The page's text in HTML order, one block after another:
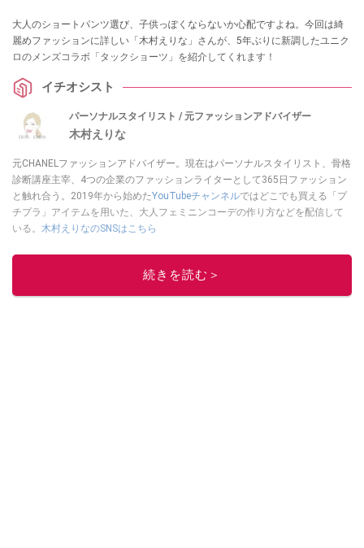
大人のショートパンツ選び、子供っぽくならないか心配ですよね。今回は綺
麗めファッションに詳しい「木村えりな」さんが、5年ぶりに新調したユニク
ロのメンズコラボ「タックショーツ」を紹介してくれます！
イチオシスト
パーソナルスタイリスト / 元ファッションアドバイザー
木村えりな
元CHANELファッションアドバイザー。現在はパーソナルスタイリスト、骨格
診断講座主宰、4つの企業のファッションライターとして365日ファッション
と触れ合う。2019年から始めたYouTubeチャンネルではどこでも買える「プ
チプラ」アイテムを用いた、大人フェミニンコーデの作り方などを配信して
いる。 木村えりなのSNSはこちら
このイチオシストの他の記事を読む
続きを読む＞